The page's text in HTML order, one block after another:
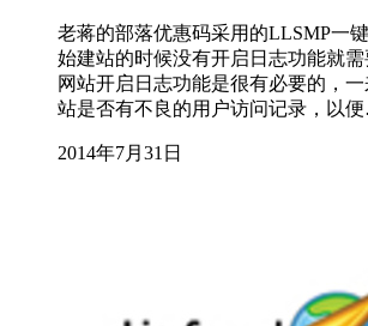
老蒋的部落优惠码采用的LLSMP一
始建站的时候没有开启日志功能就需
网站开启日志功能是很有必要的，
站是否有不良的用户访问记录，以
2014年7月31日